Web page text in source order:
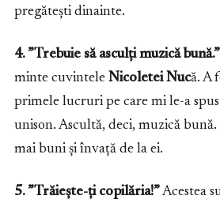
pregătești dinainte.
4. ”Trebuie să asculți muzică bună.”
minte cuvintele Nicoletei Nucă. A
primele lucruri pe care mi le-a
unison. Ascultă, deci, muzică
mai buni și învață de la ei.
5. ”Trăiește-ți copilăria!”Acestea